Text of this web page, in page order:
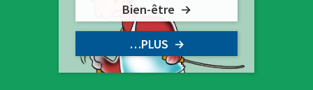
Bien-être
…PLUS